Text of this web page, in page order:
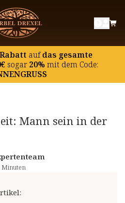
aufdas gesamte
sogar20% mit dem Code:
Mann sein in der
Minuten
:
3. November - warum der
Organ der